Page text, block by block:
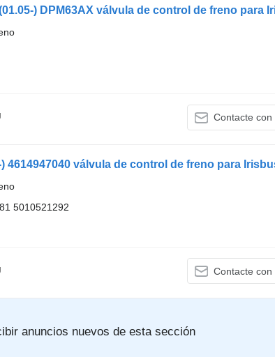
Contacte
5010521292
Contacte
anuncios nuevos de esta sección